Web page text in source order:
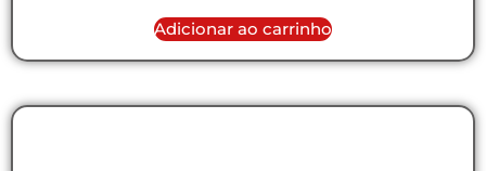
Adicionar ao carrinho